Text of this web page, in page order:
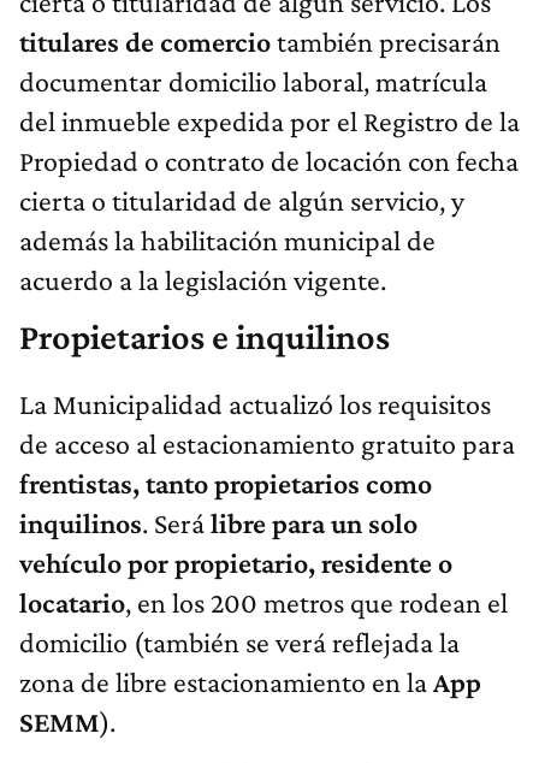
titulares de comerciotambién precisarán
documentar domicilio laboral, matrícula
del inmueble expedida por el Registro de la
Propiedad o contrato de locación con fecha
cierta o titularidad de algún servicio, y
además la habilitación municipal de
acuerdo a la legislación vigente.
Propietarios e inquilinos
La Municipalidad actualizó los requisitos
de acceso al estacionamiento gratuito para
frentistas, tanto propietarios como
inquilinos. Serálibre para un solo
vehículo por propietario, residente o
locatario, en los 200 metros que rodean el
domicilio (también se verá reflejada la
zona de libre estacionamiento en laApp
SEMM).